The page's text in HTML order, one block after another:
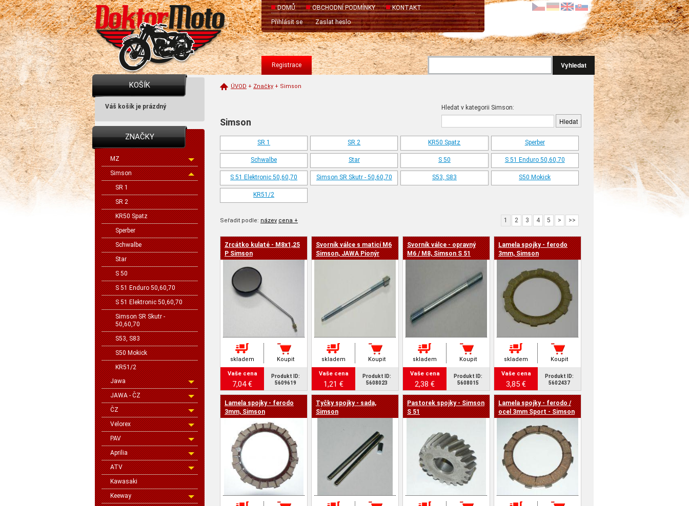
DOMŮ OBCHODNÍ PODMÍNKY
KONTAKT
Přihlásit se
Zaslat heslo
Vyhledat
Registrace
KOŠÍK
Váš košík je prázdný
ZNAČKY
MZ
Simson
SR 1
SR 2
KR50 Spatz
Sperber
Schwalbe
Star
S 50
S 51 Enduro 50,60,70
S 51 Elektronic 50,60,70
Simson SR Skutr -
50,60,70
S53, S83
S50 Mokick
KR51/2
Jawa
JAWA - ČZ
ČZ
Velorex
PAV
Aprilia
ATV
Kawasaki
Keeway
ÚVOD + Značky + Simson
Hledat v kategorii Simson:
Simson
SR 1 SR 2 KR50 Spatz Sperber
Schwalbe Star S 50 S 51 Enduro 50,60,70
S 51 Elektronic 50,60,70 Simson SR Skutr - 50,60,70 S53, S83 S50 Mokick
KR51/2
Seřadit podle: název cena +
cena -
1 2 3 4 5 > >>
Zrcátko kulaté - M8x1,25
P Simson
skladem Koupit
Vaše cena
7,04 €
Produkt ID:
5609619
Svorník válce s maticí M6
Simson, JAWA Pionýr
skladem Koupit
Vaše cena
1,21 €
Produkt ID:
5608023
Svorník válce - opravný
M6 / M8, Simson S 51
skladem Koupit
Vaše cena
2,38 €
Produkt ID:
5608015
Lamela spojky - ferodo
3mm, Simson
skladem Koupit
Vaše cena
3,85 €
Produkt ID:
5602437
Lamela spojky - ferodo
3mm, Simson
Tyčky spojky - sada,
Simson
Pastorek spojky - Simson
S 51
Lamela spojky - ferodo /
ocel 3mm Sport - Simson